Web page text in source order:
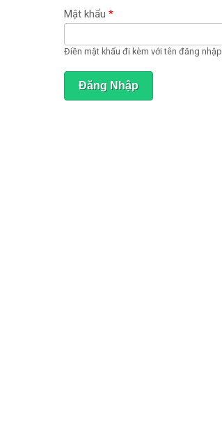
đ
n
)
Mật khẩu *
Điền mật khẩu đi kèm với tên đăng nhập.